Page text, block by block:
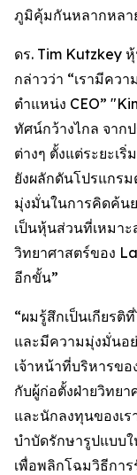
ภูมิคุ้มกันหลากหลา
ดร. Tim Kutzkey
กล่าวว่า “เรามีคว
ตำแหน่ง CEO”
ทัศน์กว้างไกล จาก
ต่างๆ ตั้งแต่ระยะเ
ยังผลักดันโปรแกรม
มุ่งมั่นในการคิดค้น
เป็นหุ้นส่วนที่เหมา
วิทยาศาสตร์ของ
อีกขั้น”
“ผมรู้สึกเป็นเกียร
และมีความมุ่งมั่นอ
เจ้าหน้าที่บริหารขอ
กับผู้ก่อตั้งฝ่ายวิทยา
และนักลงทุนของเ
บำบัดรักษารูปแบบ
เพื่อพลิกโฉมวิธีกา